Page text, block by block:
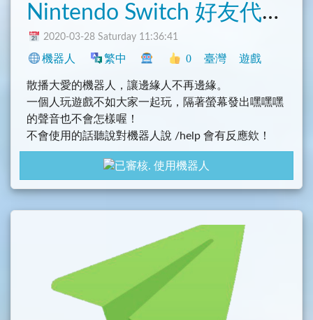
Nintendo Switch 好友代碼機器人
2020-03-28 Saturday 11:36:41
機器人 繁中 0 臺灣 遊戲
散播大愛的機器人，讓邊緣人不再邊緣。
一個人玩遊戲不如大家一起玩，隔著螢幕發出嘿嘿嘿
的聲音也不會怎樣喔！
不會使用的話聽說對機器人說 /help 會有反應欸！
使用機器人